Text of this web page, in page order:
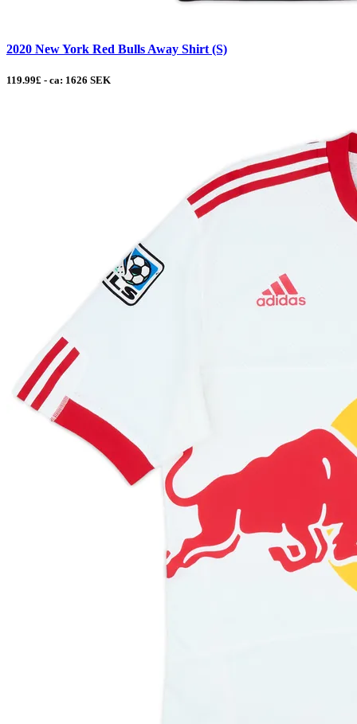
2020 New York Red Bulls Away Shirt (S)
119.99£ - ca: 1626 SEK